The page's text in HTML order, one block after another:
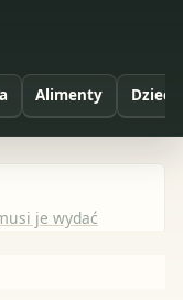
Alimenty Dzieci
je wydać